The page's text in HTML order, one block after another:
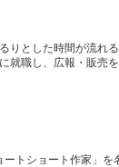
とした時間が流れ
職し、広報・販売
トショート作家」